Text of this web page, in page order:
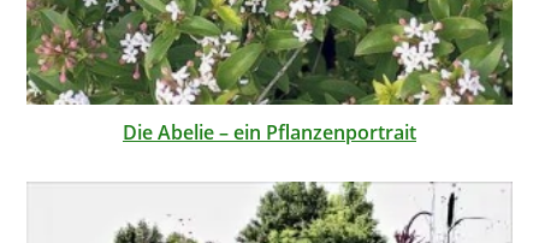
Die Abelie – ein Pflanzenportrait